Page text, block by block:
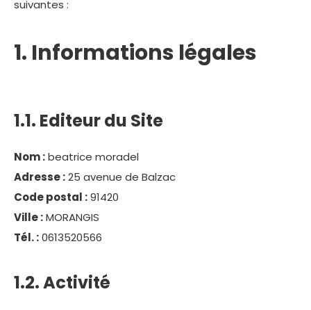
suivantes :
1. Informations légales
1.1. Editeur du Site
Nom :beatrice moradel
Adresse :25 avenue de Balzac
Code postal :91420
Ville :MORANGIS
Tél. :0613520566
1.2. Activité